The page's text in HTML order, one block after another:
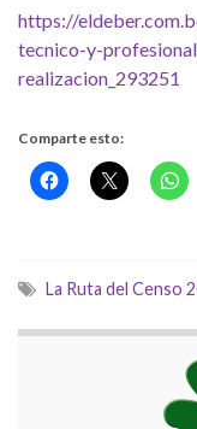
https://
tecnico-y-
realizacion_293251
Comparte esto:
La Ruta del Censo